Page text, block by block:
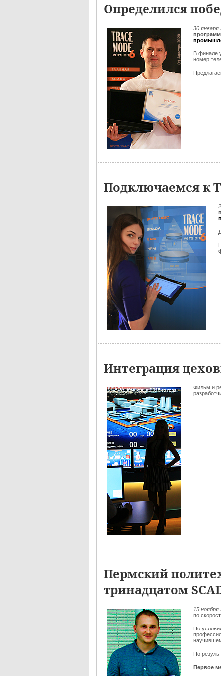
Определился
30 января
В финале
номер
Подключаемся к
Интеграция
Фильм и
Пермский
тринадцатом
15 ноября
по
По
По
Первое